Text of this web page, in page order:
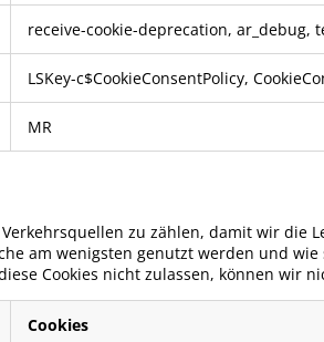
receive-cookie-deprecation, ar_debug,
LSKey-c$CookieConsentPolicy,
MR
zu zählen, damit wir
am wenigsten genutzt werden und
Cookies nicht zulassen, können wir
Cookies